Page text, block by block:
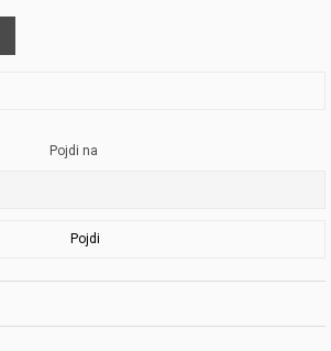
Pojdi na
Pojdi